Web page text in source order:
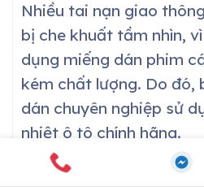
Nhiều tai nạn giao
bị che khuất tầm nhìn,
dụng miếng dán phim
kém chất lượng. Do đó,
dán chuyên nghiệp sử
nhiệt ô tô chính hãng.
3. Gây mất thẩm mỹ cho xe